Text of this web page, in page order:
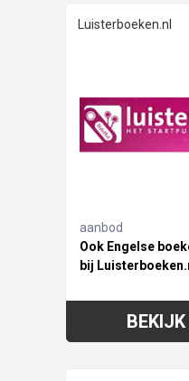
Luisterboeken.nl
aanbod
Ook Engelse
bij